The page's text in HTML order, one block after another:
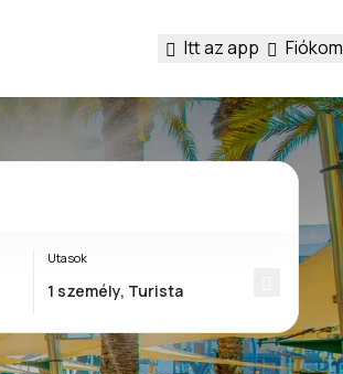
Itt az app Fiókom
Utasok